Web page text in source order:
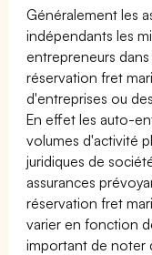
Généralement les
indépendants les
entrepreneurs
réservation fret
d'entreprises ou
En effet les auto-
volumes d'activité
juridiques de
assurances
réservation fret
varier en fonction
important de noter